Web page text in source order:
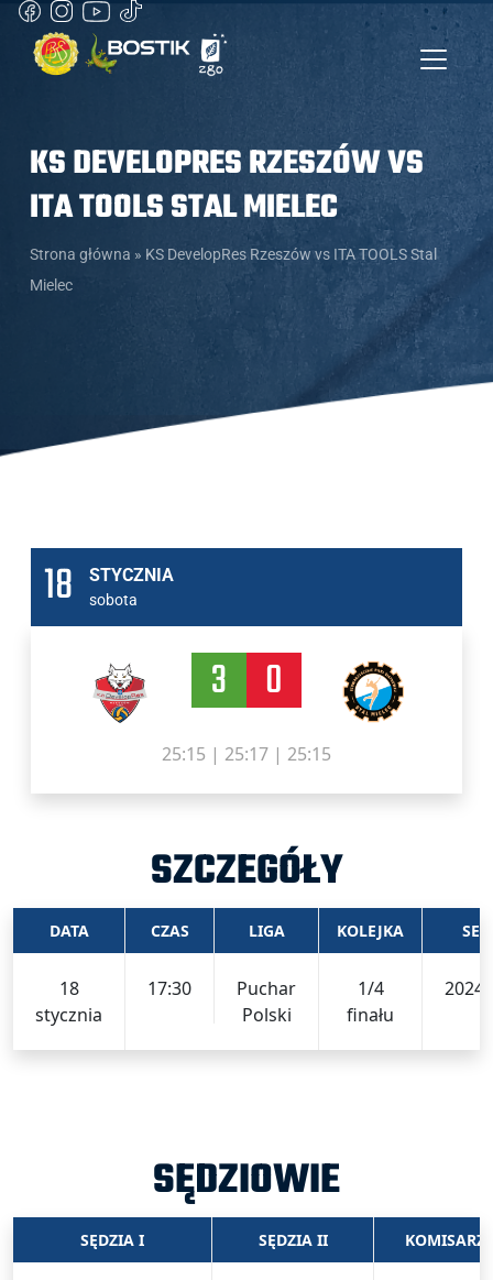
KS DEVELOPRES RZESZÓW VS
ITA TOOLS STAL MIELEC
Strona główna » KS DevelopRes Rzeszów vs ITA TOOLS Stal
Mielec
18 STYCZNIA
sobota
3 0
25:15 | 25:17 | 25:15
SZCZEGÓŁY
DATA
18
stycznia
CZAS
17:30
LIGA
Puchar
Polski
KOLEJKA
1/4
finału
SĘDZIOWIE
SĘDZIA I SĘDZIA II KOMISARZ